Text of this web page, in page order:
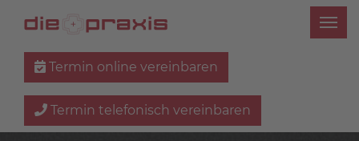
Termin online vereinbaren
Termin telefonisch vereinbaren